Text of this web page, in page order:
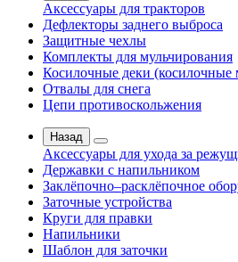
Аксессуары для тракторов
Дефлекторы заднего выброса
Защитные чехлы
Комплекты для мульчирования
Косилочные деки (косилочные
Отвалы для снега
Цепи противоскольжения
Назад
Аксессуары для ухода за
Державки с напильником
Заклёпочно–расклёпочное
Заточные устройства
Круги для правки
Напильники
Шаблон для заточки